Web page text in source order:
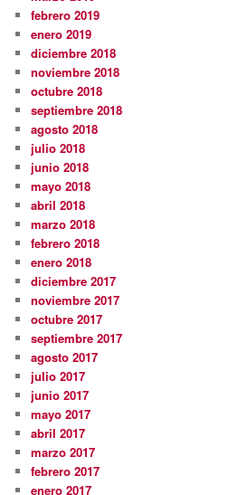
febrero 2019
enero 2019
diciembre 2018
noviembre 2018
octubre 2018
septiembre 2018
agosto 2018
julio 2018
junio 2018
mayo 2018
abril 2018
marzo 2018
febrero 2018
enero 2018
diciembre 2017
noviembre 2017
octubre 2017
septiembre 2017
agosto 2017
julio 2017
junio 2017
mayo 2017
abril 2017
marzo 2017
febrero 2017
enero 2017